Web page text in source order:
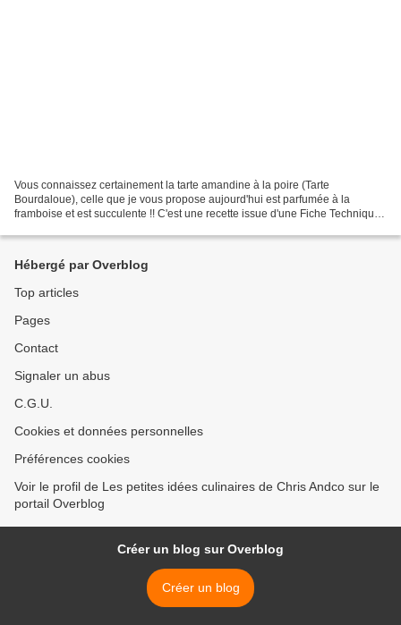
Vous connaissez certainement la tarte amandine à la poire (Tarte
Bourdaloue), celle que je vous propose aujourd'hui est parfumée à la
framboise et est succulente !! C'est une recette issue d'une Fiche Technique
Hébergé par Overblog
Top articles
Pages
Contact
Signaler un abus
C.G.U.
Cookies et données personnelles
Préférences cookies
Voir le profil de Les petites idées culinaires de Chris Andco sur le
portail Overblog
Créer un blog sur Overblog
Créer un blog